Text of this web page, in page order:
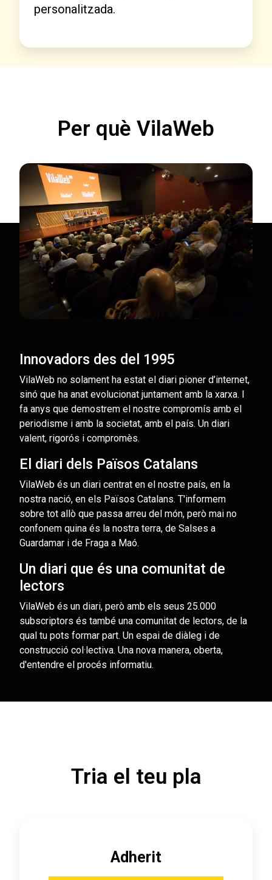
personalitzada.
Per què VilaWeb
Innovadors des del 1995
VilaWeb no solament ha estat el diari pioner d’internet,
sinó que ha anat evolucionat juntament amb la xarxa. I
fa anys que demostrem el nostre compromís amb el
periodisme i amb la societat, amb el país. Un diari
valent, rigorós i compromès.
El diari dels Països Catalans
VilaWeb és un diari centrat en el nostre país, en la
nostra nació, en els Països Catalans. T'informem
sobre tot allò que passa arreu del món, però mai no
confonem quina és la nostra terra, de Salses a
Guardamar i de Fraga a Maó.
Un diari que és una comunitat de
lectors
VilaWeb és un diari, però amb els seus 25.000
subscriptors és també una comunitat de lectors, de la
qual tu pots formar part. Un espai de diàleg i de
construcció col·lectiva. Una nova manera, oberta,
d'entendre el procés informatiu.
Tria el teu pla
Adherit